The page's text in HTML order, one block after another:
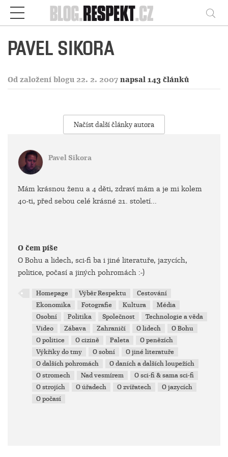
Respekt
PAVEL SIKORA
Od založení blogu 22. 2. 2007 napsal 143 článků
Načíst další články autora
Pavel Sikora
Mám krásnou ženu a 4 děti, zdraví mám a je mi kolem
40-ti, před sebou celé krásné 21. století...
O čem píše
O Bohu a lidech, sci-fi ba i jiné literatuře, jazycích,
politice, počasí a jiných pohromách :-)
Homepage Výběr Respektu
Cestování
Ekonomika
Fotografie Kultura
Média
Osobní
Politika Společnost
Technologie a věda
Video
Zábava Zahraničí O lidech
O Bohu
O politice
O cizině Paleta
O penězích
Výkřiky do tmy
O sobní
O jiné literatuře
O dalších pohromách
O daních a dalších loupežích
O stromech
Nad vesmírem
O sci-fi & sama sci-fi
O strojích
O úřadech O zvířatech
O jazycích
O počasí